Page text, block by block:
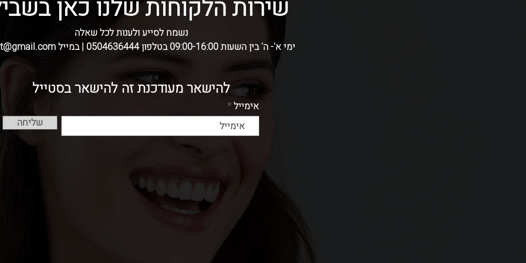
שירות הלקוחות שלנו כאן
נשמח לסייע ולענות לכל שאלה
ימי א'- ה' בין השעות 09:00-16:00 בטלפון 0504636444 | במייל skshatot@gmail.com
להישאר מעודכנת זה להישאר בסטייל
שליחה
אימייל